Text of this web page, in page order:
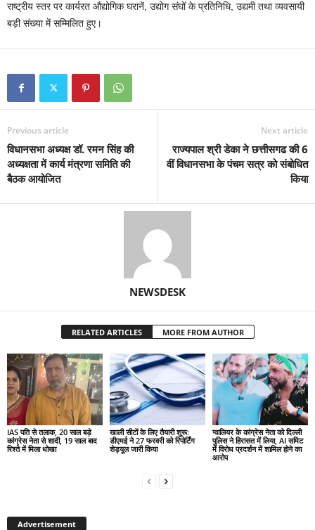
राष्ट्रीय स्तर पर कार्यरत औद्योगिक घरानें, उद्योग संघों के प्रतिनिधि, उद्यमी तथा व्यवसायी
बड़ी संख्या में सम्मिलित हुए।
Previous article
विधानसभा अध्यक्ष डॉ. रमन सिंह की
अध्यक्षता में कार्य मंत्रणा समिति की
बैठक आयोजित
Next article
राज्यपाल श्री डेका ने छत्तीसगढ की 6
वीं विधानसभा के पंचम सत्र को संबोधित
किया
NEWSDESK
RELATED ARTICLES MORE FROM AUTHOR
IAS पति से तलाक, 20 साल बड़े
कांग्रेस नेता से शादी, 19 साल बाद
रिश्ते में मिला धोखा
खाली सीटों के लिए तैयारी शुरू:
डीएमई ने 27 फरवरी को रिपोर्टिंग
शेड्यूल जारी किया
ग्वालियर के कांग्रेस नेता को दिल्ली
पुलिस ने हिरासत में लिया, AI समिट
में विरोध प्रदर्शन में शामिल होने का
आरोप
Advertisement